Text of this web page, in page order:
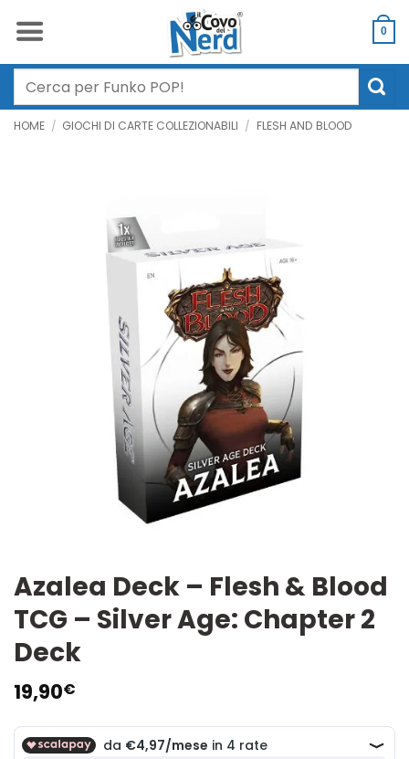
0
Cerca:
HOME / GIOCHI DI CARTE COLLEZIONABILI / FLESH AND BLOOD
Azalea Deck – Flesh & Blood
TCG – Silver Age: Chapter 2
Deck
19,90€